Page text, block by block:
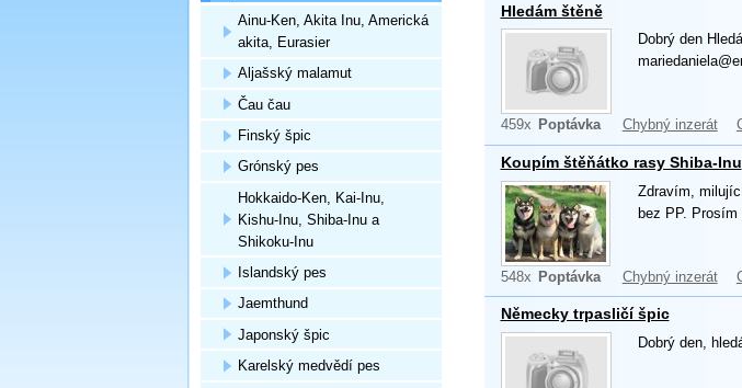
Hledám štěně
Dobrý den
459x Poptávka Chybný inzerát
Koupím štěňátko rasy Shiba-Inu
Zdravím,
bez PP. Prosím
548x Poptávka Chybný inzerát
Německy trpasličí špic
Dobrý den,
Ainu-Ken, Akita Inu, Americká
akita, Eurasier
Aljašský malamut
Čau čau
Finský špic
Grónský pes
Hokkaido-Ken, Kai-Inu,
Kishu-Inu, Shiba-Inu a
Shikoku-Inu
Islandský pes
Jaemthund
Japonský špic
Karelský medvědí pes